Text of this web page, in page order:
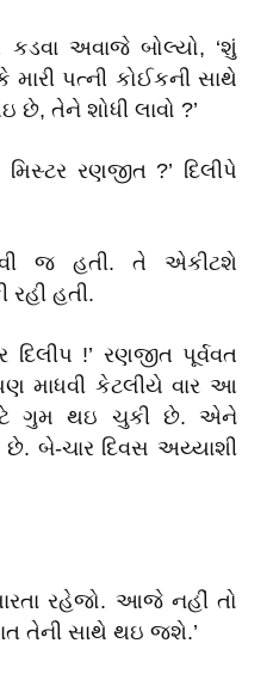
કડવા અવાજે બોલ્યો, ‘શું
પત્ની કોઈકની સાથે
છે, તેને શોધી લાવો ?’
રણજીત ?’ દિલીપે
જ હતી. તે એકીટશે
રહી હતી.
!’ રણજીત પૂર્વવત
માધવી કેટલીયે વાર આ
ગુમ થઇ ચુકી છે. એને
બે-ચાર દિવસ અય્યાશી
રહેજો. આજે નહીં તો
તેની સાથે થઇ જશે.’